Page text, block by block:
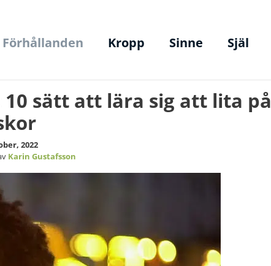
Förhållanden Kropp Sinne Själ
sätt att lära sig att lita på
2022
Karin Gustafsson